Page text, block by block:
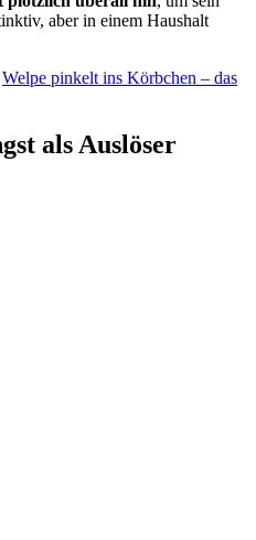
aber in einem Haushalt
Welpe pinkelt ins Körbchen – das
als Auslöser